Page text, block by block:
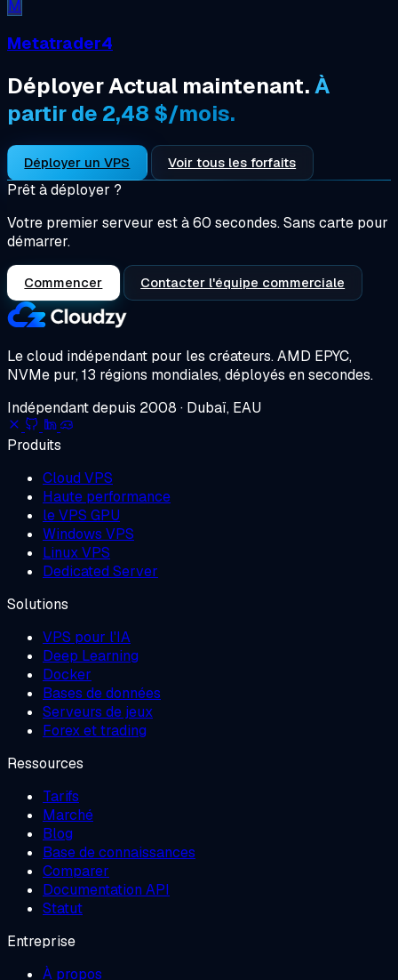
M
Metatrader4
Déployer Actual maintenant.À
partir de 2,48 $/mois.
Déployer un VPS Voir tous les forfaits
Prêt à déployer ?
Votre premier serveur est à 60 secondes. Sans carte pour
démarrer.
Commencer Contacter l'équipe commerciale
Le cloud indépendant pour les créateurs.AMD EPYC,
NVMe pur, 13 régions mondiales, déployés en secondes.
Indépendant depuis 2008 · Dubaï, EAU
Produits
Cloud VPS
Haute performance
le VPS GPU
Windows VPS
Linux VPS
Dedicated Server
Solutions
VPS pour l'IA
Deep Learning
Docker
Bases de données
Serveurs de jeux
Forex et trading
Ressources
Tarifs
Marché
Blog
Base de connaissances
Comparer
Documentation API
Statut
Entreprise
À propos